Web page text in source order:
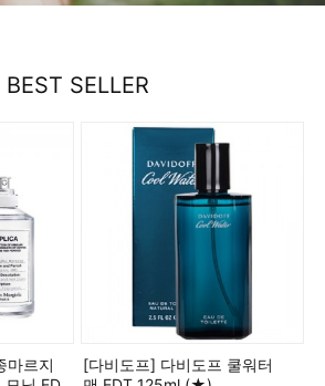
BEST SELLER
마르지
[다비도프] 다비도프 쿨워터